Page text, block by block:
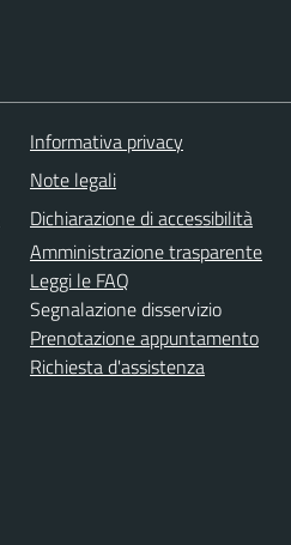
Informativa privacy
Note legali
Dichiarazione di accessibilità
Amministrazione trasparente
Leggi le FAQ
Segnalazione disservizio
Prenotazione appuntamento
Richiesta d'assistenza